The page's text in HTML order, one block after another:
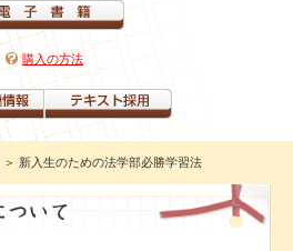
購入の方法
＞ 新入生のための法学部必勝学習法